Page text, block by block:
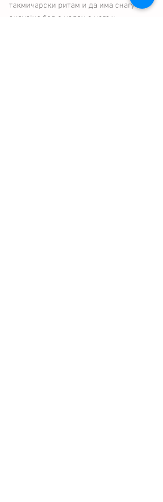
такмичарски ритам и да има снагу за
значајно боље издање него у